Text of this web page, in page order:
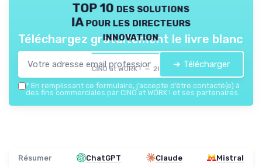
TOP 10 des solutions
IA pour les directeurs
innovation
CINO at WORK ! — 2026
Téléchargez gratuitement le livre blanc
➔ Télécharger
* En remplissant ce formulaire, j’accepte d’être contacté(e) à
des fins commerciales par CINO at WORK ! et ses partenaires.
Résumer ChatGPT Claude Mistral